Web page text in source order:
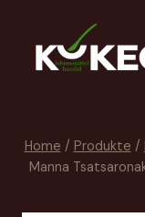
Home / Produkte /
Manna